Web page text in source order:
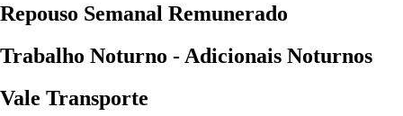
Repouso Semanal Remunerado
Trabalho Noturno - Adicionais Noturnos
Vale Transporte